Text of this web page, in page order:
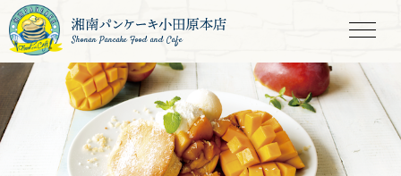
Shonan Pancake Food and Cafe